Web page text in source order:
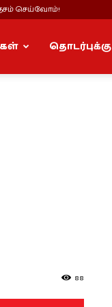
செய்வோம்!
தொடர்புக்கு
88